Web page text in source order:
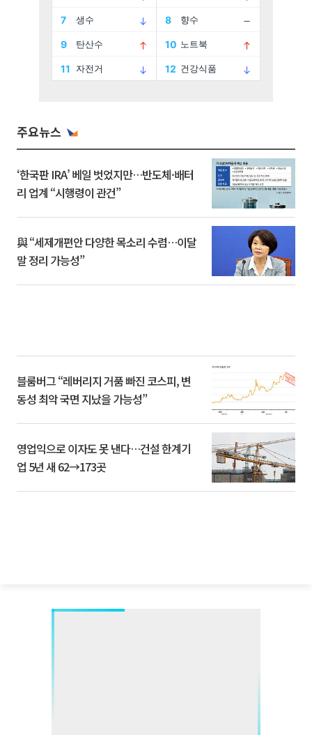
주요뉴스
‘한국판 IRA’ 베일 벗었지만…반도체·배터
리 업계 “시행령이 관건”
與 “세제개편안 다양한 목소리 수렴…이달
말 정리 가능성”
블룸버그 “레버리지 거품 빠진 코스피, 변
동성 최악 국면 지났을 가능성”
영업익으로 이자도 못 낸다…건설 한계기
업 5년 새 62→173곳